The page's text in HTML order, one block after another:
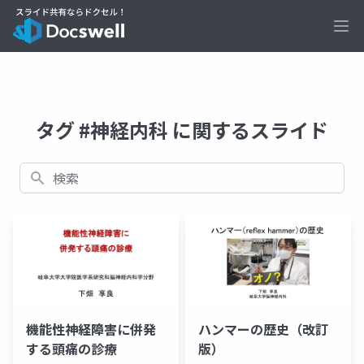
タグ #神経内科 に関するスライド
検索
機能性神経障害に併発
する頭痛の診療
ハンマーの歴史（改訂
版）